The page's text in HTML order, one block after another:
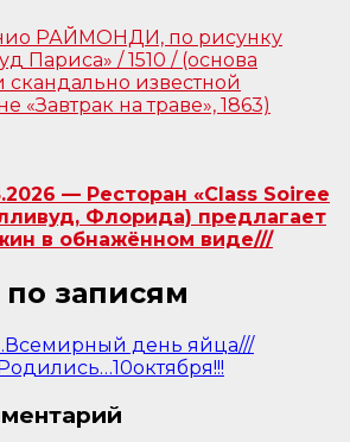
— Ресторан «Class Soiree
Флорида) предлагает
в обнажённом виде///
записям
день яйца///